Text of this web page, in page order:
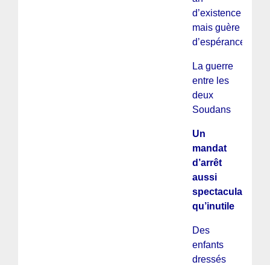
d’existence
mais guère
d’espérance
La guerre
entre les
deux
Soudans
Un
mandat
d’arrêt
aussi
spectaculaire
qu’inutile
Des
enfants
dressés